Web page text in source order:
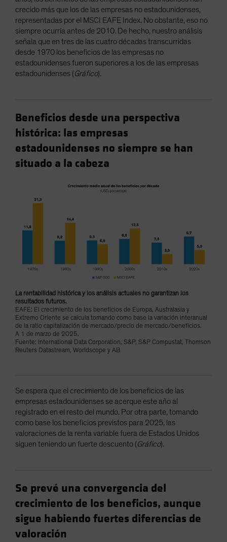
crecido más que los de las empresas no estadounidenses,
representadas por el MSCI EAFE Index. No obstante, eso no
siempre ocurría antes de 2010. De hecho, nuestro análisis
señala que en tres de las cuatro décadas transcurridas
desde 1970 los beneficios de las empresas no
estadounidenses fueron superiores a los de las empresas
estadounidenses (Gráfico).
Beneficios desde una perspectiva
histórica: las empresas
estadounidenses no siempre se han
situado a la cabeza
La rentabilidad histórica y los análisis actuales no garantizan los
resultados futuros.
EAFE: El crecimiento de los beneficios de Europa, Australasia y
Extremo Oriente se calcula tomando como base la variación interanual
de la ratio capitalización de mercado/precio de mercado/beneficios.
A 1 de marzo de 2025.
Fuente: International Data Corporation, S&P, S&P Compustat, Thomson
Reuters Datastream, Worldscope y AB
Se espera que el crecimiento de los beneficios de las
empresas estadounidenses se acerque este año al
registrado en el resto del mundo. Por otra parte, tomando
como base los beneficios previstos para 2025, las
valoraciones de la renta variable fuera de Estados Unidos
siguen teniendo un fuerte descuento (Gráfico).
Se prevé una convergencia del
crecimiento de los beneficios, aunque
sigue habiendo fuertes diferencias de
valoración